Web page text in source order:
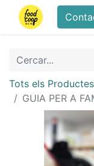
Tots els Productes
GUIA PER A